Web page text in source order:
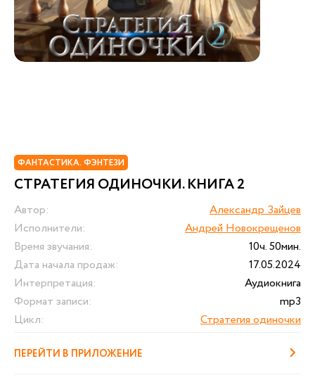
ФАНТАСТИКА. ФЭНТЕЗИ
СТРАТЕГИЯ ОДИНОЧКИ. КНИГА 2
Автор:
Александр Зайцев
Исполнители:
Андрей Новокрещенов
Время звучания:
10ч. 50мин.
Дата начала продаж:
17.05.2024
Интерпретация:
Аудиокнига
Формат записи:
mp3
Цикл:
Стратегия одиночки
ПЕРЕЙТИ В ПРИЛОЖЕНИЕ